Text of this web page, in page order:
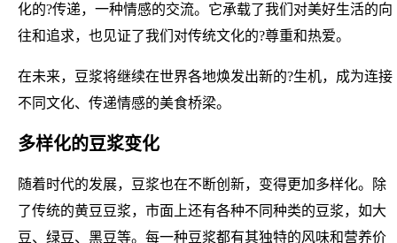
化的?传递，一种情感的交流。它承载了我们对美好生活的向
往和追求，也见证了我们对传统文化的?尊重和热爱。
在未来，豆浆将继续在世界各地焕发出新的?生机，成为连接
不同文化、传递情感的美食桥梁。
多样化的豆浆变化
随着时代的发展，豆浆也在不断创新，变得更加多样化。除
了传统的黄豆豆浆，市面上还有各种不同种类的豆浆，如大
豆、绿豆、黑豆等。每一种豆浆都有其独特的风味和营养价